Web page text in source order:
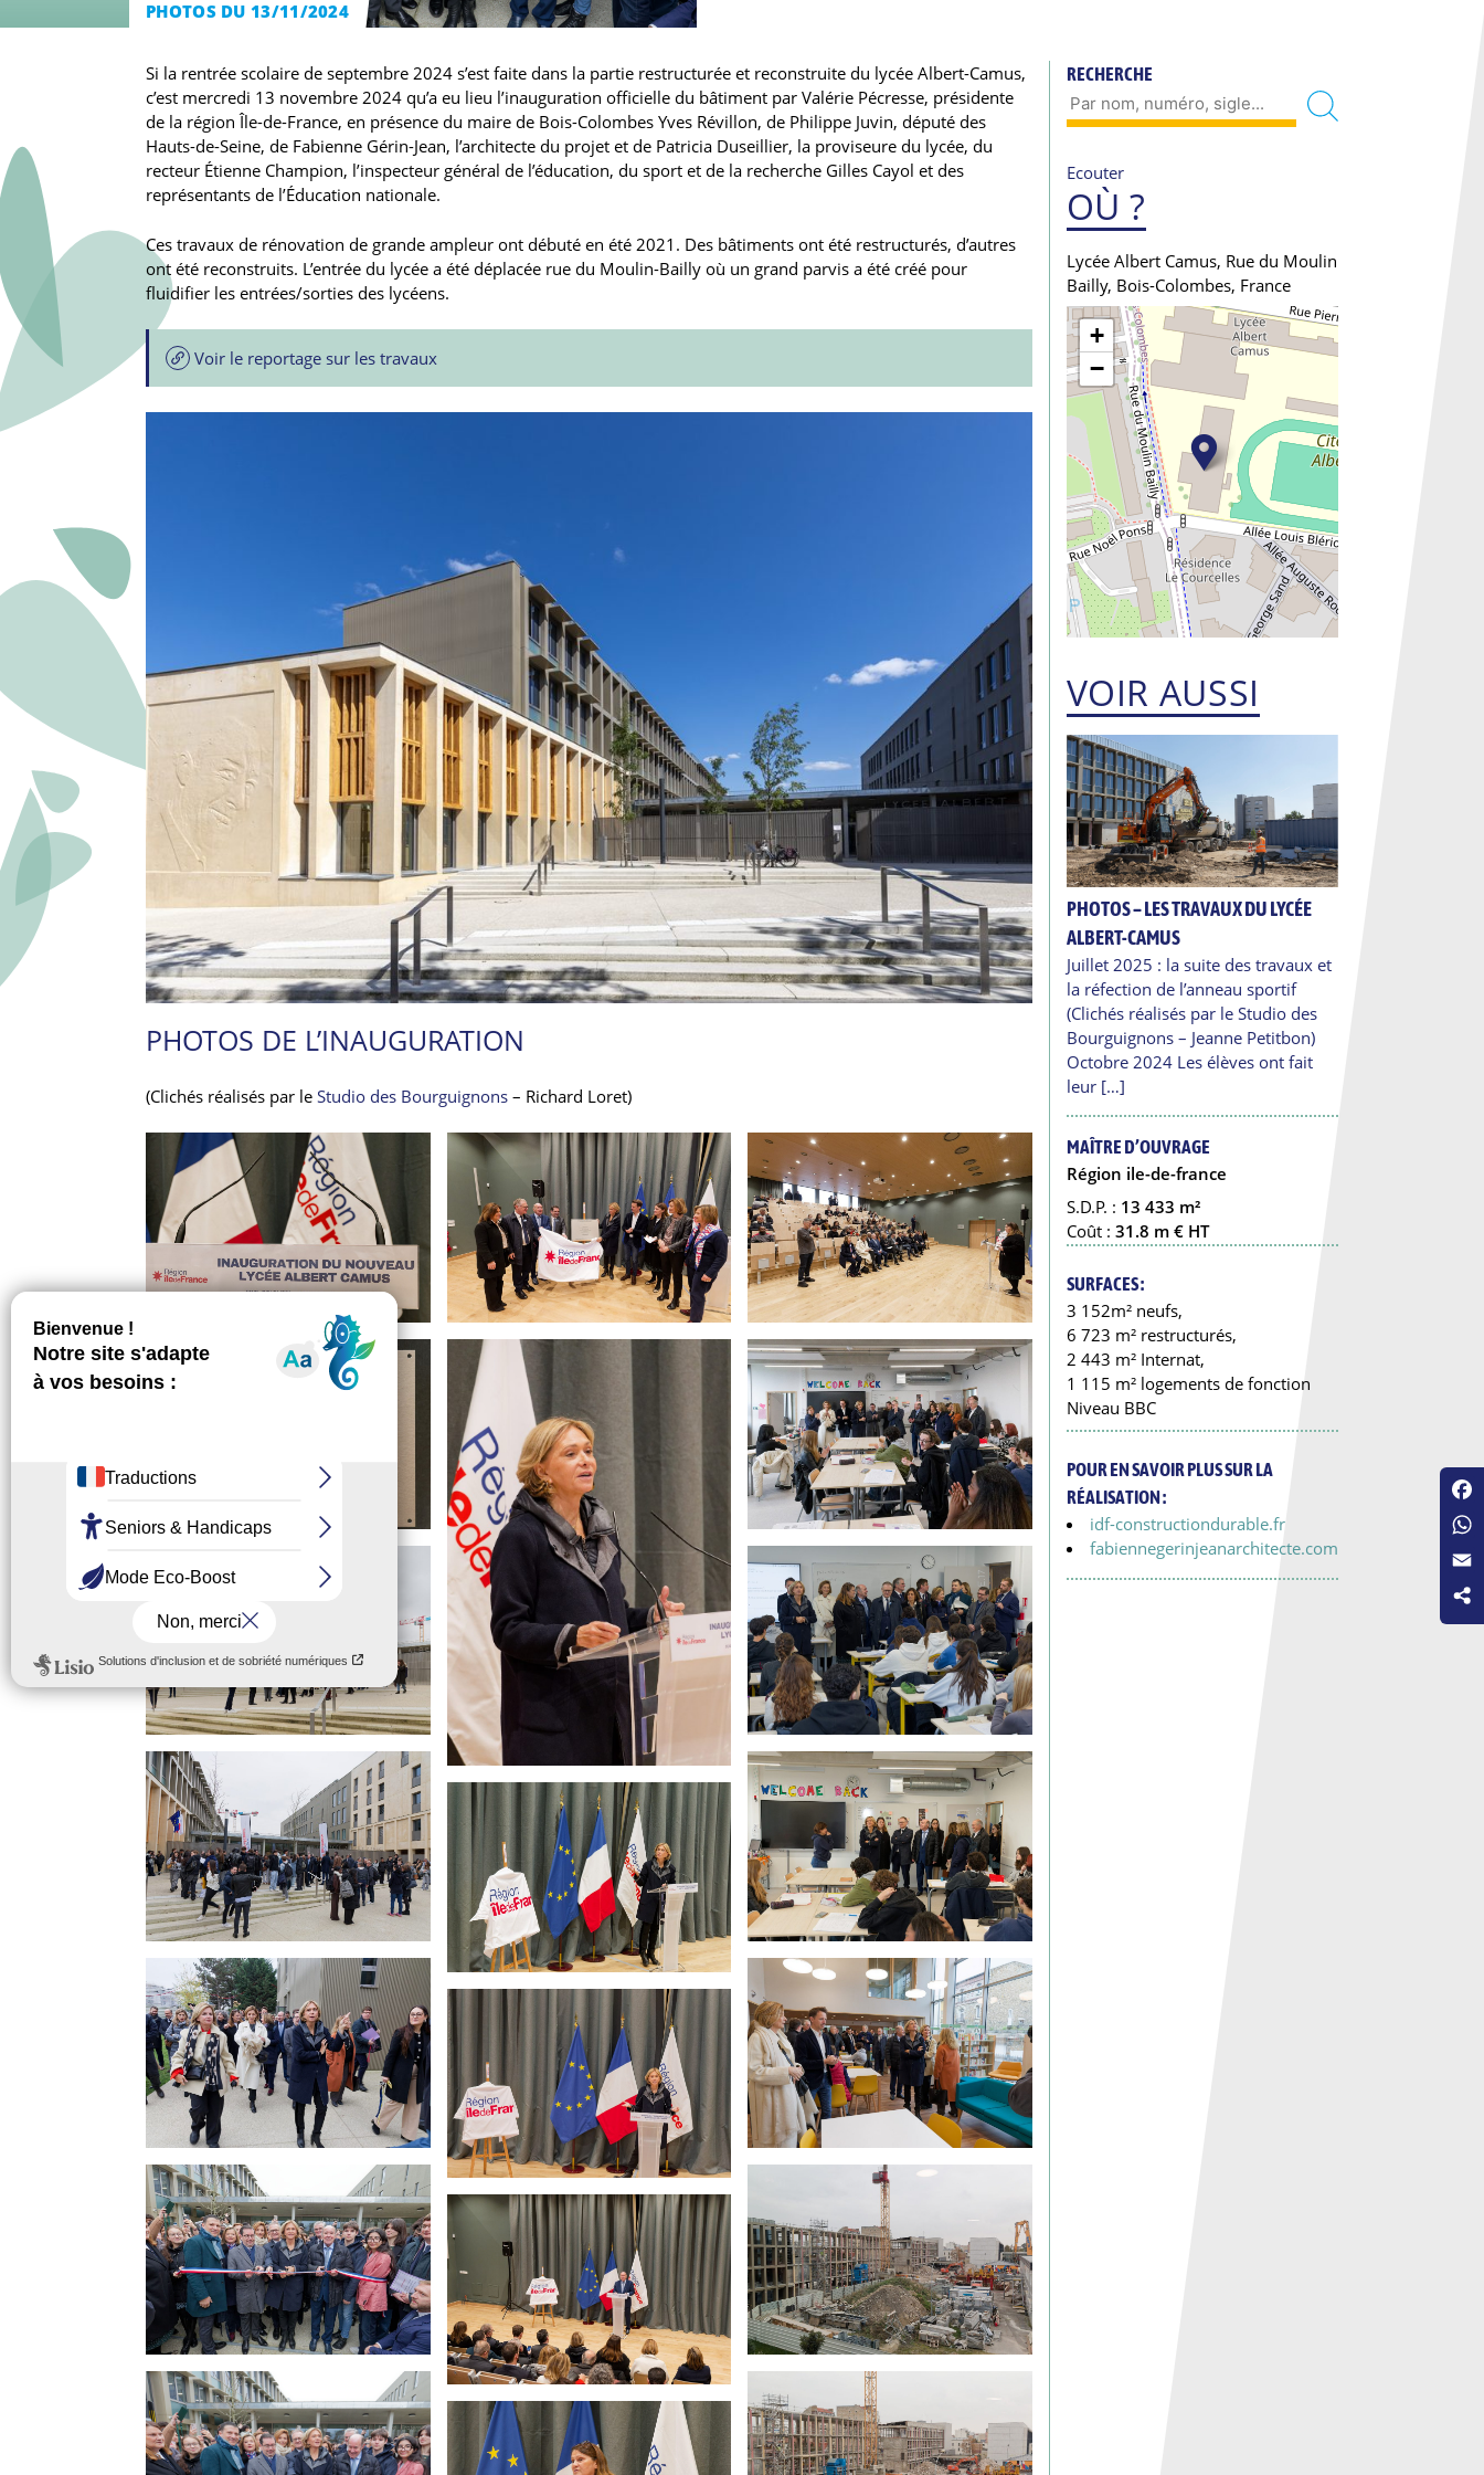
PHOTOS DU 13/11/2024
Si la rentrée scolaire de septembre 2024 s’est faite dans la partie restructurée et reconstruite du lycée Albert-Camus,
c’est mercredi 13 novembre 2024 qu’a eu lieu l’inauguration officielle du bâtiment par Valérie Pécresse, présidente
de la région Île-de-France, en présence du maire de Bois-Colombes Yves Révillon, de Philippe Juvin, député des
Hauts-de-Seine, de Fabienne Gérin-Jean, l’architecte du projet et de Patricia Duseillier, la proviseure du lycée, du
recteur Étienne Champion, l’inspecteur général de l’éducation, du sport et de la recherche Gilles Cayol et des
représentants de l’Éducation nationale.
Ces travaux de rénovation de grande ampleur ont débuté en été 2021. Des bâtiments ont été restructurés, d’autres
ont été reconstruits. L’entrée du lycée a été déplacée rue du Moulin-Bailly où un grand parvis a été créé pour
fluidifier les entrées/sorties des lycéens.
Voir le reportage sur les travaux
PHOTOS DE L’INAUGURATION
(Clichés réalisés par le Studio des Bourguignons – Richard Loret)
RECHERCHE
Ecouter
OÙ ?
Lycée Albert Camus, Rue du Moulin
Bailly, Bois-Colombes, France
+
−
VOIR AUSSI
PHOTOS – LES TRAVAUX DU LYCÉE
ALBERT-CAMUS
Juillet 2025 : la suite des travaux et
la réfection de l’anneau sportif
(Clichés réalisés par le Studio des
Bourguignons – Jeanne Petitbon)
Octobre 2024 Les élèves ont fait
leur […]
MAÎTRE D’OUVRAGE
Région ile-de-france
S.D.P. : 13 433 m²
Coût : 31.8 m € HT
SURFACES :
3 152m² neufs,
6 723 m² restructurés,
2 443 m² Internat,
1 115 m² logements de fonction
Niveau BBC
POUR EN SAVOIR PLUS SUR LA
RÉALISATION :
idf-constructiondurable.fr
fabiennegerinjeanarchitecte.com